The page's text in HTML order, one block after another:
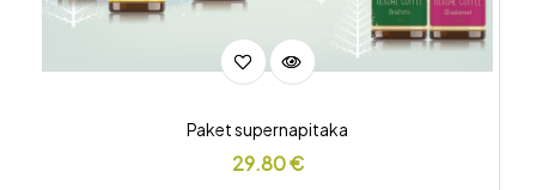
Paket supernapitaka
29.80€